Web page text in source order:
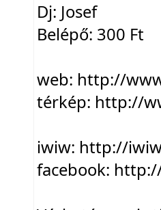
Dj: Josef
Belépő: 300 Ft
web: http://
térkép: http://
iwiw: http://
facebook: